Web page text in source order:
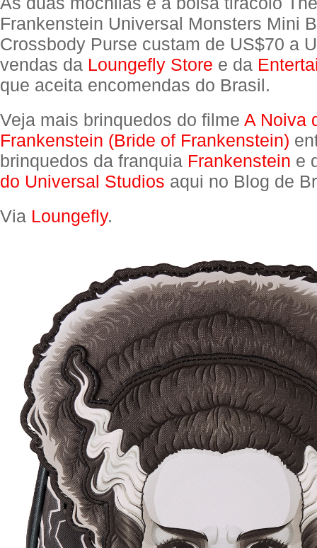
Frankenstein Universal Monsters Mini
Crossbody Purse custam de US$70 a
vendas da Loungefly Store e da
que aceita encomendas do Brasil.
Veja mais brinquedos do filme A Noiva
Frankenstein (Bride of Frankenstein)
brinquedos da franquia Frankenstein e
do Universal Studios aqui no Blog de
Via Loungefly.